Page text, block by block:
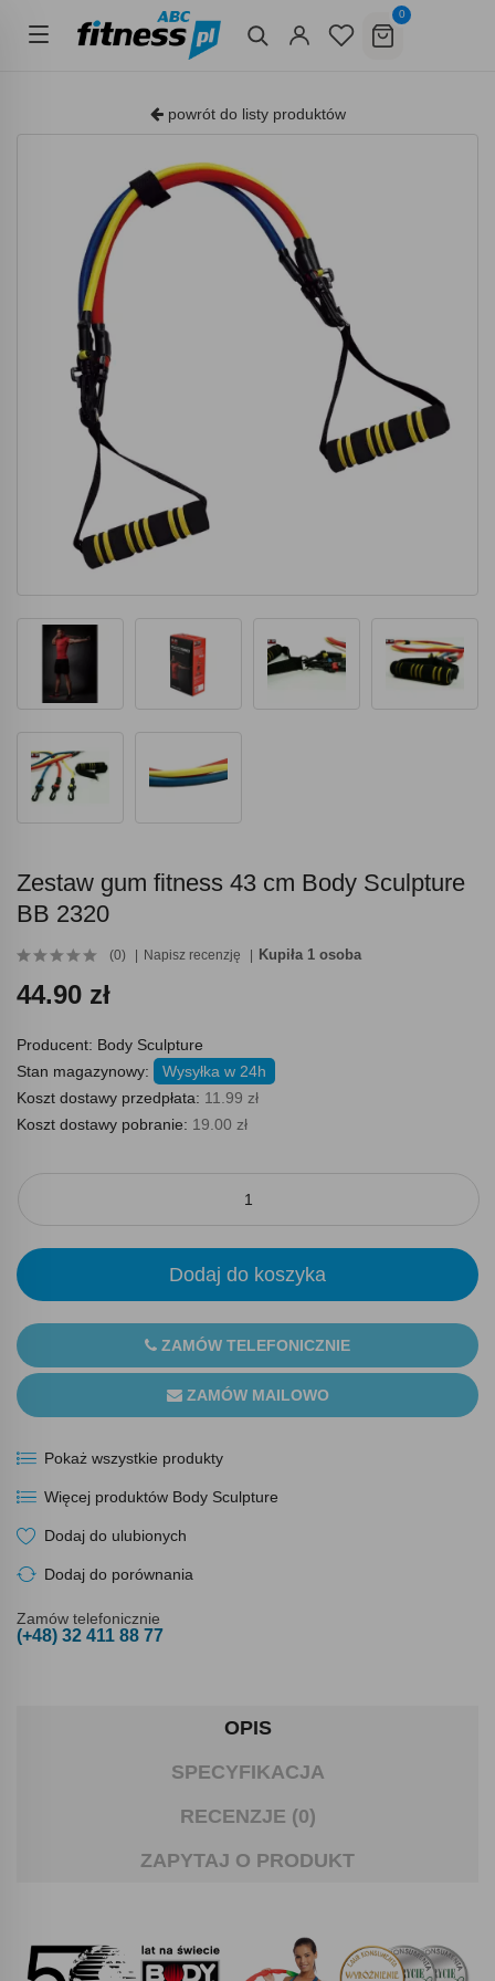
0
powrót do listy produktów
Zestaw gum fitness 43 cm Body Sculpture
BB 2320
(0) Napisz recenzję Kupiła 1 osoba
44.90 zł
Producent: Body Sculpture
Stan magazynowy:
Wysyłka w 24h
Koszt dostawy przedpłata: 11.99 zł
Koszt dostawy pobranie: 19.00 zł
Dodaj do koszyka
ZAMÓW TELEFONICZNIE
ZAMÓW MAILOWO
Pokaż wszystkie produkty
Więcej produktów Body Sculpture
Dodaj do ulubionych
Dodaj do porównania
Zamów telefonicznie
(+48) 32 411 88 77
OPIS
SPECYFIKACJA
RECENZJE (0)
ZAPYTAJ O PRODUKT